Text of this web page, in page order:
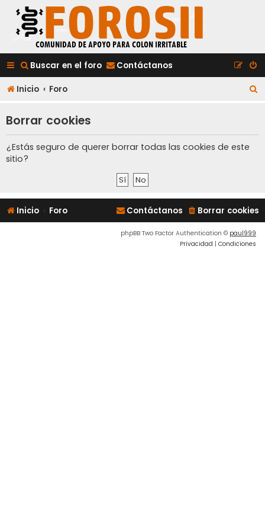
Buscar en el foro Contáctanos
Inicio Foro
Borrar cookies
¿Estás seguro de querer borrar todas las cookies de este
sitio?
Inicio Foro Borrar cookies
Contáctanos
phpBB Two Factor Authentication © paul999
Privacidad | Condiciones